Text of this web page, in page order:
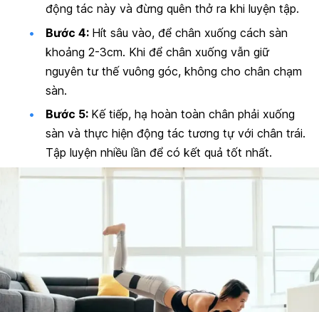
động tác này và đừng quên thở ra khi luyện tập.
Bước 4: Hít sâu vào, để chân xuống cách sàn
khoảng 2-3cm. Khi để chân xuống vẫn giữ
nguyên tư thế vuông góc, không cho chân chạm
sàn.
Bước 5: Kế tiếp, hạ hoàn toàn chân phải xuống
sàn và thực hiện động tác tương tự với chân trái.
Tập luyện nhiều lần để có kết quả tốt nhất.